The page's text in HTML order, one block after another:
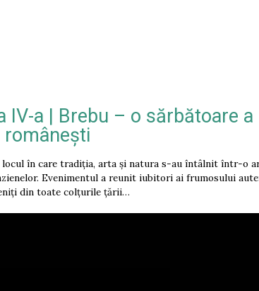
IV-a | Brebu – o sărbătoare a
în care tradiția, arta și natura s-au întâlnit într-o
Evenimentul a reunit iubitori ai frumosului
din toate colțurile țării…